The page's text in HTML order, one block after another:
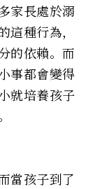
家長處於溺
種行為，
的依賴。而
事都會變得
就培養孩子
當孩子到了